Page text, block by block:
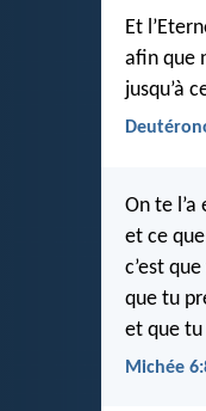
Et
afin que
jusqu’à
On te
et ce que
c’est
que tu
et que tu
Michée